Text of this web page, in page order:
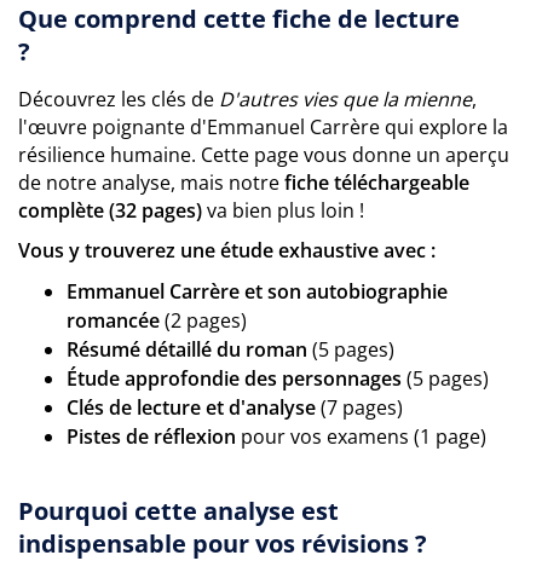
Que comprend cette fiche de lecture
?
Découvrez les clés de D'autres vies que la mienne,
l'œuvre poignante d'Emmanuel Carrère qui explore la
résilience humaine. Cette page vous donne un aperçu
de notre analyse, mais notrefiche téléchargeable
complète (32 pages)va bien plus loin !
Vous y trouverez une étude exhaustive avec :
Emmanuel Carrère et son autobiographie
romancée(2 pages)
Résumé détaillé du roman (5 pages)
Étude approfondie des personnages (5 pages)
Clés de lecture et d'analyse(7 pages)
Pistes de réflexion pour vos examens (1 page)
Pourquoi cette analyse est
indispensable pour vos révisions ?